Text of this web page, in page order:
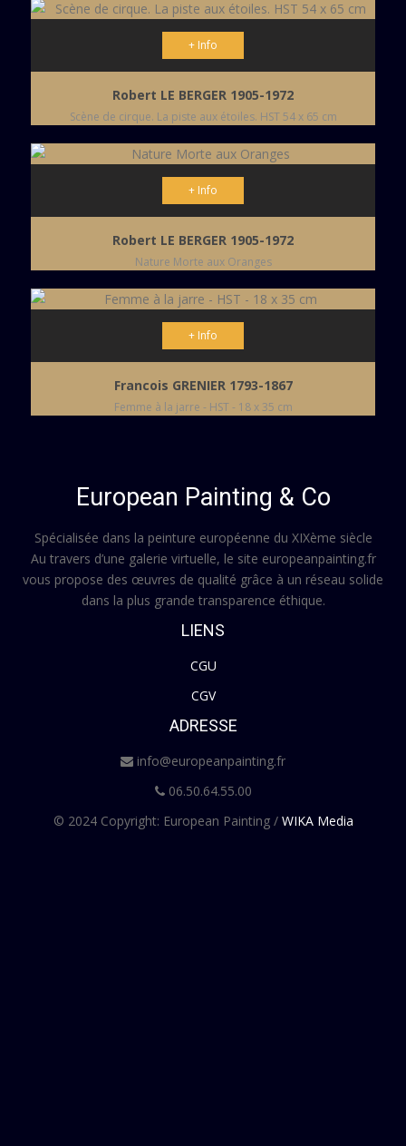
+ Info
Robert LE BERGER 1905-1972
Scène de cirque. La piste aux étoiles. HST 54 x 65 cm
+ Info
Robert LE BERGER 1905-1972
Nature Morte aux Oranges
+ Info
Francois GRENIER 1793-1867
Femme à la jarre - HST - 18 x 35 cm
European Painting & Co
Spécialisée dans la peinture européenne du XIXème siècle
Au travers d’une galerie virtuelle, le site europeanpainting.fr
vous propose des œuvres de qualité grâce à un réseau solide
dans la plus grande transparence éthique.
LIENS
CGU
CGV
ADRESSE
info@europeanpainting.fr
06.50.64.55.00
© 2024 Copyright: European Painting / WIKA Media